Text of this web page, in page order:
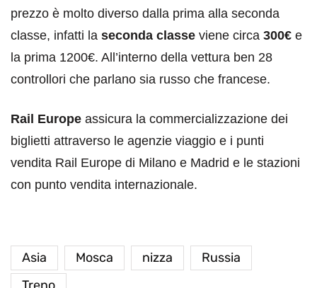
prezzo è molto diverso dalla prima alla seconda
classe, infatti la seconda classe viene circa 300€ e
la prima 1200€. All’interno della vettura ben 28
controllori che parlano sia russo che francese.
Rail Europe assicura la commercializzazione dei
biglietti attraverso le agenzie viaggio e i punti
vendita Rail Europe di Milano e Madrid e le stazioni
con punto vendita internazionale.
Asia Mosca nizza
Russia